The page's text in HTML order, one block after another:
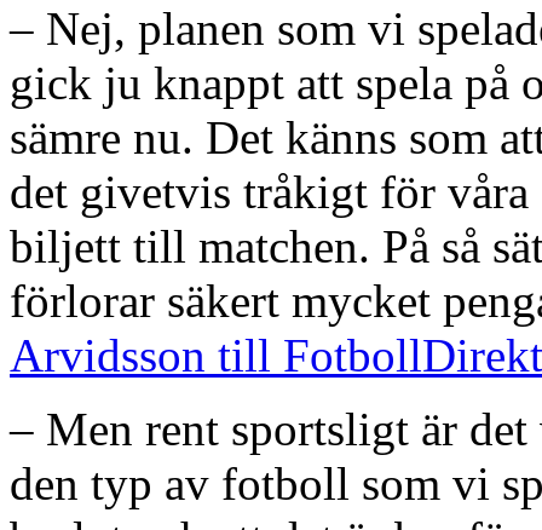
– Nej, planen som vi
gick ju knappt att spela på
sämre nu. Det känns som
det givetvis tråkigt för våra
biljett till matchen. På så
förlorar säkert mycket
Arvidsson till
– Men rent sportsligt är
den typ av fotboll som vi